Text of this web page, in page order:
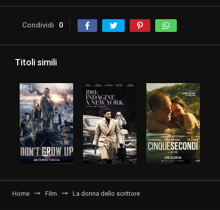
Condividi 0
Titoli simili
Home Film La donna dello scrittore